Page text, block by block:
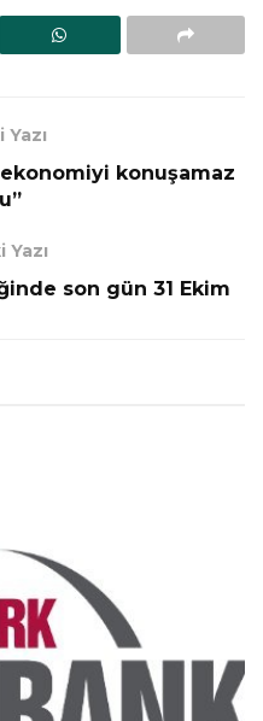
ekonomiyi konuşamaz
Yazı
son gün 31 Ekim